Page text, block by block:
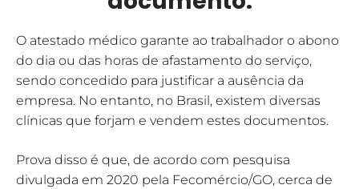
O atestado médico garante ao trabalhador o abono
do dia ou das horas de afastamento do serviço,
sendo concedido para justificar a ausência da
empresa. No entanto, no Brasil, existem diversas
clínicas que forjam e vendem estes documentos.
Prova disso é que, de acordo com pesquisa
divulgada em 2020 pela Fecomércio/GO, cerca de